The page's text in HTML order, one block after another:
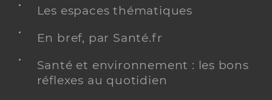
Les espaces thématiques
En bref, par Santé.fr
Santé et environnement : les bons
réflexes au quotidien